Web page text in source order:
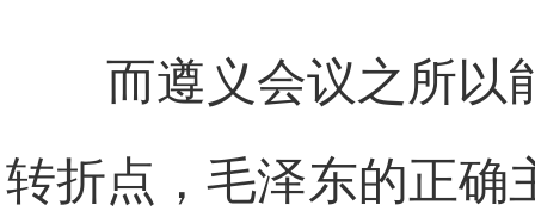
而遵义会议之所以
转折点，毛泽东的正确